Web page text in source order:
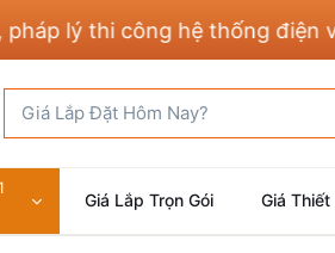
lý thi công hệ thống điện và
kiếm:
Giá Lắp Trọn Gói Giá Thiết